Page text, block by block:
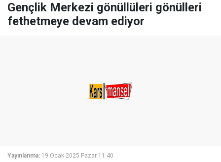
Gençlik Merkezi gönüllüleri gönülleri
fethetmeye devam ediyor
Yayınlanma: 19 Ocak 2025 Pazar 11:40